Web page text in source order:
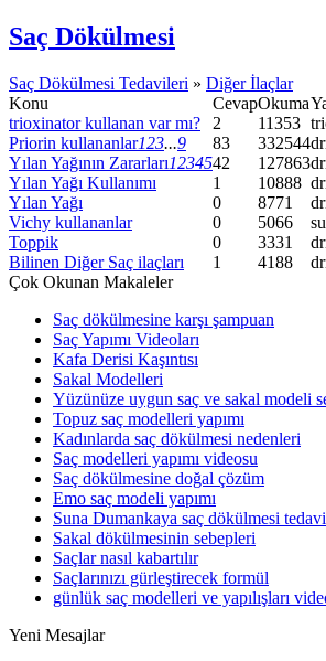
Saç Dökülmesi
Saç Dökülmesi Tedavileri » Diğer İlaçlar
Konu
CevapOkuma
trioxinator kullanan var mı?
2 11353
Priorin kullananlar123...9 83 332544
Yılan Yağının Zararları1234542 127863
Yılan Yağı Kullanımı
1 10888
Yılan Yağı
0 8771
Vichy kullananlar
0 5066
Toppik
0 3331
Bilinen Diğer Saç ilaçları
1 4188
Çok Okunan Makaleler
Saç dökülmesine karşı şampuan
Saç Yapımı Videoları
Kafa Derisi Kaşıntısı
Sakal Modelleri
Yüzünüze uygun saç ve sakal modeli
Topuz saç modelleri yapımı
Kadınlarda saç dökülmesi nedenleri
Saç modelleri yapımı videosu
Saç dökülmesine doğal çözüm
Emo saç modeli yapımı
Suna Dumankaya saç dökülmesi
Sakal dökülmesinin sebepleri
Saçlar nasıl kabartılır
Saçlarınızı gürleştirecek formül
günlük saç modelleri ve yapılışları
Yeni Mesajlar